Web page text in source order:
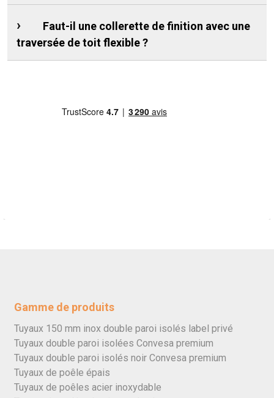
Faut-il une collerette de finition avec une
traversée de toit flexible ?
Gamme de produits
Tuyaux 150 mm inox double paroi isolés label privé
Tuyaux double paroi isolées Convesa premium
Tuyaux double paroi isolés noir Convesa premium
Tuyaux de poêle épais
Tuyaux de poêles acier inoxydable